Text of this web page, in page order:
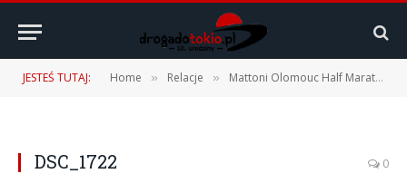
JESTEŚ TUTAJ: Home » Relacje » Mattoni Olomouc Half Marathon – 20.06.2015 r. – vol. 1
DSC_1722 0